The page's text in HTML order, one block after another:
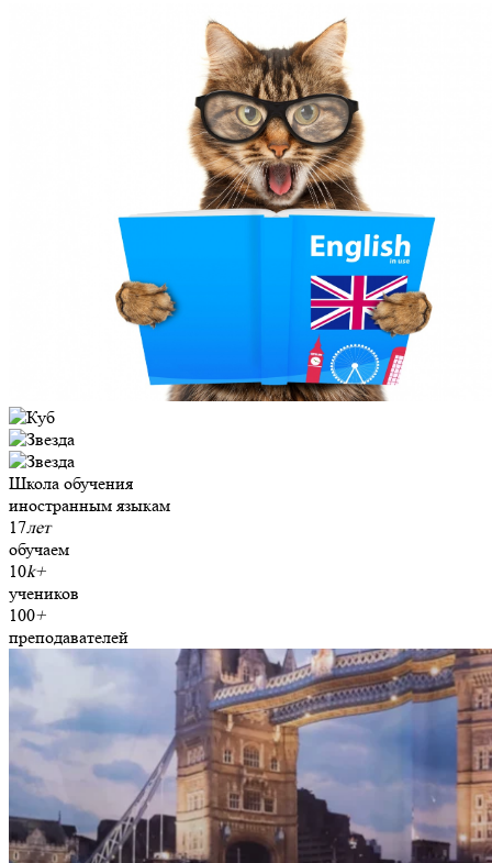
Школа обучения
иностранным языкам
17лет
обучаем
10k+
учеников
100+
преподавателей